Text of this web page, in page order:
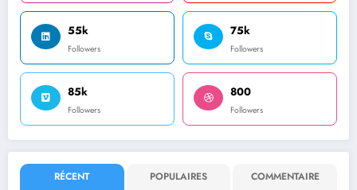
55k
Followers
75k
Followers
85k
Followers
800
Followers
RÉCENT POPULAIRES COMMENTAIRE